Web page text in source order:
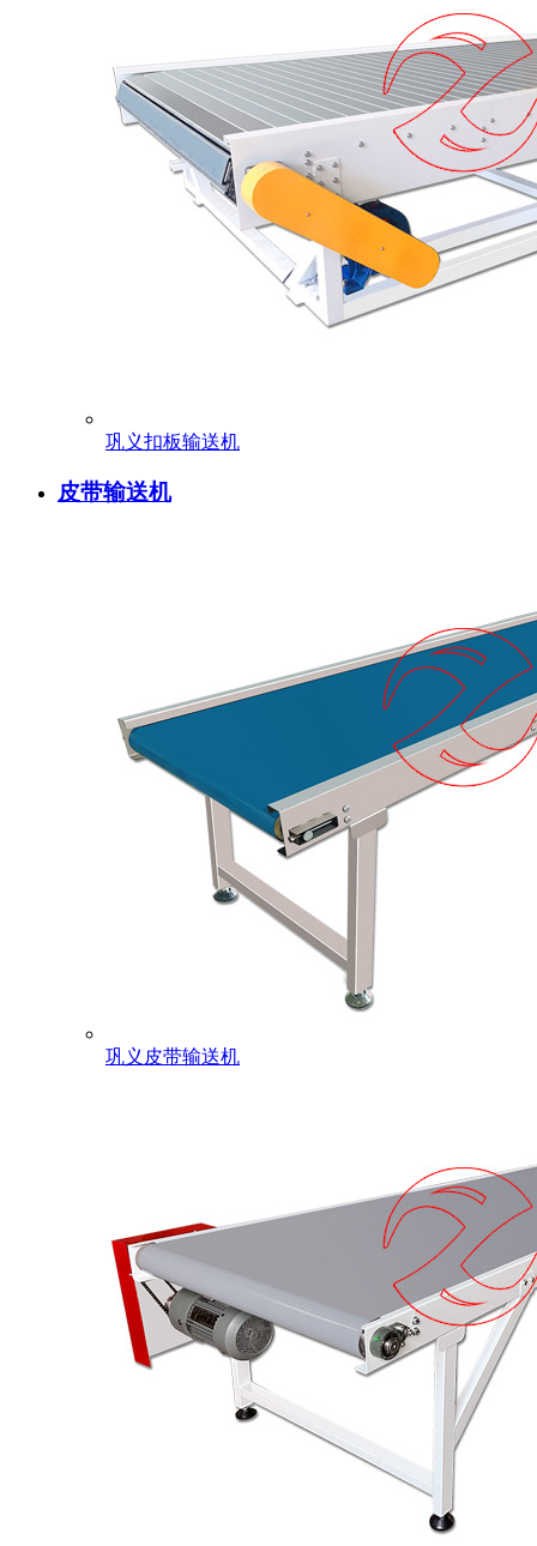
巩义扣板输送机
皮带输送机
巩义皮带输送机